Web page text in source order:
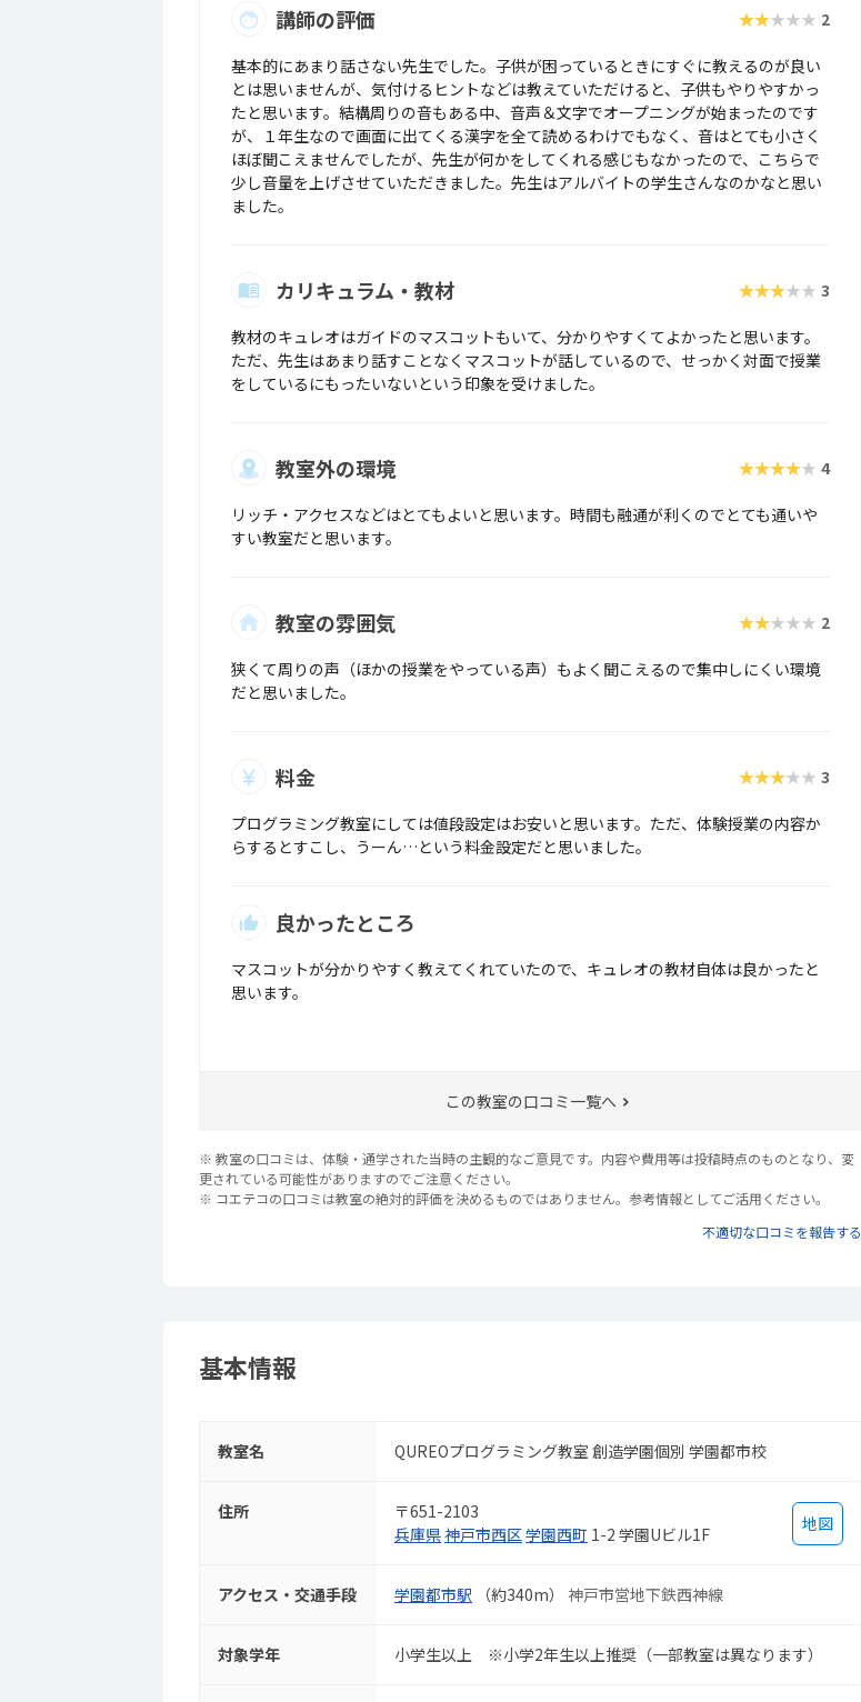
講師の評価 ★★★★★ 2
基本的にあまり話さない先生でした。子供が困っているときにすぐに教えるのが良い
とは思いませんが、気付けるヒントなどは教えていただけると、子供もやりやすかっ
たと思います。結構周りの音もある中、音声＆文字でオープニングが始まったのです
が、１年生なので画面に出てくる漢字を全て読めるわけでもなく、音はとても小さく
ほぼ聞こえませんでしたが、先生が何かをしてくれる感じもなかったので、こちらで
少し音量を上げさせていただきました。先生はアルバイトの学生さんなのかなと思い
ました。
カリキュラム・教材 ★★★★★ 3
教材のキュレオはガイドのマスコットもいて、分かりやすくてよかったと思います。
ただ、先生はあまり話すことなくマスコットが話しているので、せっかく対面で授業
をしているにもったいないという印象を受けました。
教室外の環境 ★★★★★ 4
リッチ・アクセスなどはとてもよいと思います。時間も融通が利くのでとても通いや
すい教室だと思います。
教室の雰囲気 ★★★★★ 2
狭くて周りの声（ほかの授業をやっている声）もよく聞こえるので集中しにくい環境
だと思いました。
料金 ★★★★★ 3
プログラミング教室にしては値段設定はお安いと思います。ただ、体験授業の内容か
らするとすこし、うーん…という料金設定だと思いました。
良かったところ
マスコットが分かりやすく教えてくれていたので、キュレオの教材自体は良かったと
思います。
この教室の口コミ一覧へ
※ 教室の口コミは、体験・通学された当時の主観的なご意見です。内容や費用等は投稿時点のものとなり、変
更されている可能性がありますのでご注意ください。
※ コエテコの口コミは教室の絶対的評価を決めるものではありません。参考情報としてご活用ください。
不適切な口コミを報告する
基本情報
教室名 QUREOプログラミング教室 創造学園個別 学園都市校
住所
〒651-2103
兵庫県神戸市西区学園西町 1-2 学園Uビル1F
地図
アクセス・交通手段 学園都市駅 （約340m） 神戸市営地下鉄西神線
対象学年 小学生以上 ※小学2年生以上推奨（一部教室は異なります）